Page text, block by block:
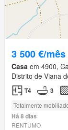
3 500 €/mês
Casa em 4900,
Distrito de Viana
T4 3
Totalmente
Há 8 dias
RENTUMO